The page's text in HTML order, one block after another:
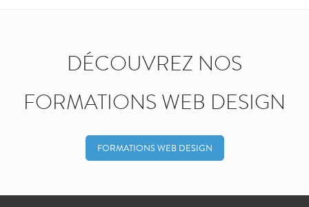
DÉCOUVREZ NOS
FORMATIONS WEB DESIGN
FORMATIONS WEB DESIGN